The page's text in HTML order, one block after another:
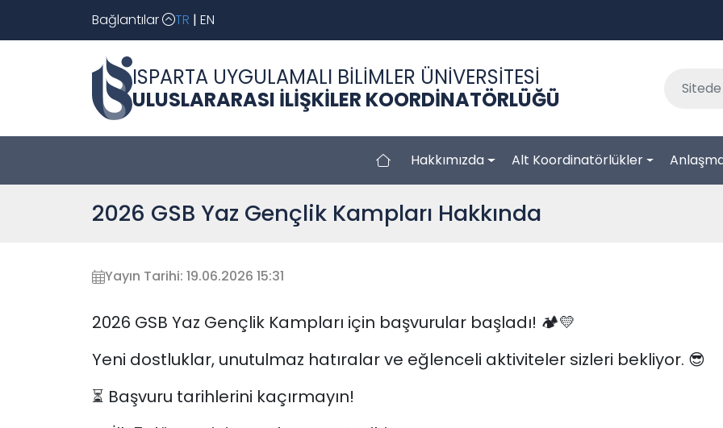
Bağlantılar TR | EN
ISPARTA UYGULAMALI BİLİMLER ÜNİVERSİTESİ
ULUSLARARASI İLİŞKİLER KOORDİNATÖRLÜĞÜ
Hakkımızda Alt Koordinatörlükler
2026 GSB Yaz Gençlik Kampları Hakkında
Yayın Tarihi: 19.06.2026 15:31
2026 GSB Yaz Gençlik Kampları için başvurular başladı! 🏕️💛
Yeni dostluklar, unutulmaz hatıralar ve eğlenceli aktiviteler sizleri bekliyor. 😎
⏳ Başvuru tarihlerini kaçırmayın!